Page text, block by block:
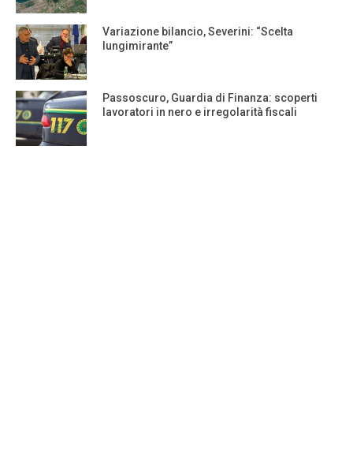
Variazione bilancio, Severini: “Scelta
lungimirante”
Passoscuro, Guardia di Finanza: scoperti
lavoratori in nero e irregolarità fiscali